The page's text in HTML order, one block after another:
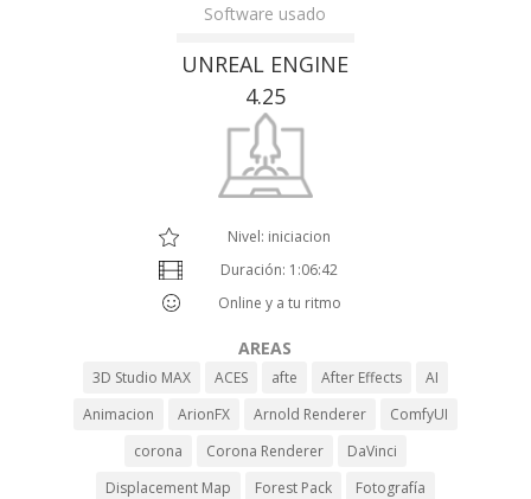
Software usado
UNREAL ENGINE
4.25
Nivel: iniciacion
Duración: 1:06:42
Online y a tu ritmo
AREAS
3D Studio MAX ACES afte After Effects
AI
Animacion
ArionFX Arnold Renderer
ComfyUI
corona
Corona Renderer
DaVinci
Displacement Map
Forest Pack Fotografía